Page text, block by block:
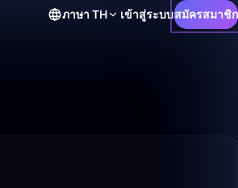
ภาษา TH เข้าสู่ระบบสมัครสมาชิก